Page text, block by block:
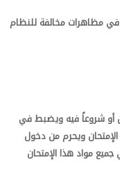
في مظاهرات مخالفة للنظام
أو شروعاً فيه ويضبط في
ويحرم من دخول
مواد هذا الإمتحان